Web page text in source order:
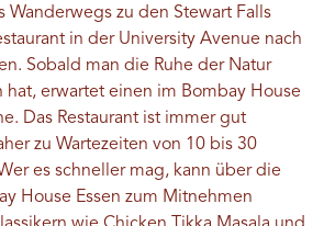
Wanderwegs zu den Stewart Falls
in der University Avenue nach
Sobald man die Ruhe der Natur
hat, erwartet einen im Bombay House
Das Restaurant ist immer gut
zu Wartezeiten von 10 bis 30
es schneller mag, kann über die
House Essen zum Mitnehmen